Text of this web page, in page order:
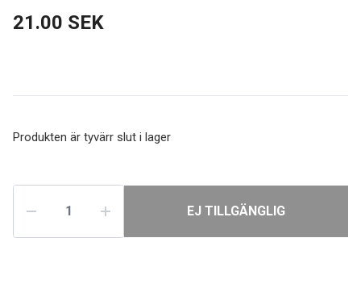
21.00 SEK
Produkten är tyvärr slut i lager
EJ TILLGÄNGLIG